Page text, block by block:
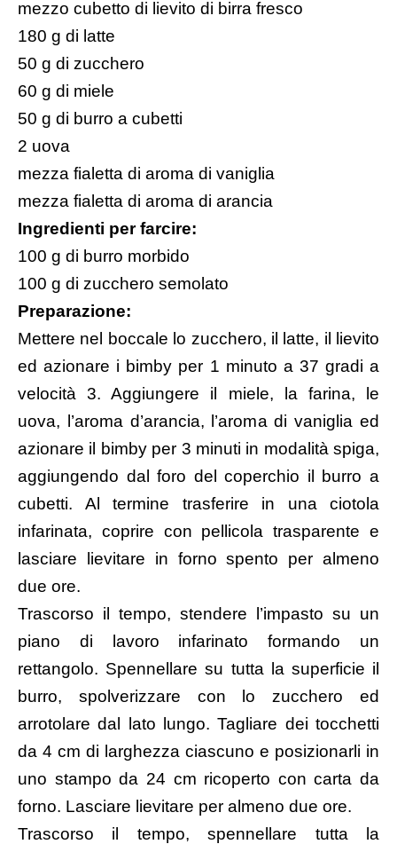
mezzo cubetto di lievito di birra fresco
180 g di latte
50 g di zucchero
60 g di miele
50 g di burro a cubetti
2 uova
mezza fialetta di aroma di vaniglia
mezza fialetta di aroma di arancia
Ingredienti per farcire:
100 g di burro morbido
100 g di zucchero semolato
Preparazione:
Mettere nel boccale lo zucchero, il latte, il lievito
ed azionare i bimby per 1 minuto a 37 gradi a
velocità 3. Aggiungere il miele, la farina, le
uova, l’aroma d’arancia, l’aroma di vaniglia ed
azionare il bimby per 3 minuti in modalità spiga,
aggiungendo dal foro del coperchio il burro a
cubetti. Al termine trasferire in una ciotola
infarinata, coprire con pellicola trasparente e
lasciare lievitare in forno spento per almeno
due ore.
Trascorso il tempo, stendere l’impasto su un
piano di lavoro infarinato formando un
rettangolo. Spennellare su tutta la superficie il
burro, spolverizzare con lo zucchero ed
arrotolare dal lato lungo. Tagliare dei tocchetti
da 4 cm di larghezza ciascuno e posizionarli in
uno stampo da 24 cm ricoperto con carta da
forno. Lasciare lievitare per almeno due ore.
Trascorso il tempo, spennellare tutta la